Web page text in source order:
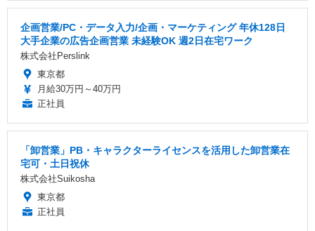
企画営業/PC・データ入力/企画・マーケティング 年休128日
大手企業の広告企画営業 未経験OK 週2日在宅ワーク
株式会社Perslink
東京都
月給30万円～40万円
正社員
「卸営業」PB・キャラクターライセンスを活用した卸営業在
宅可・土日祝休
株式会社Suikosha
東京都
正社員